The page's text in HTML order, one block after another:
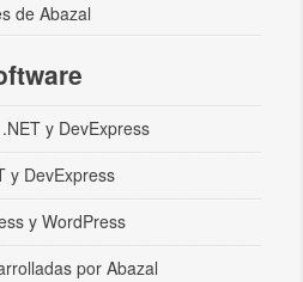
de Abazal
y DevExpress
y DevExpress
y WordPress
por Abazal